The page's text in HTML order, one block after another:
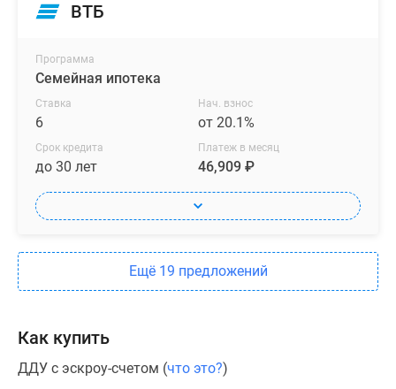
ВТБ
Программа
Семейная ипотека
Ставка
6
Нач. взнос
от 20.1%
Срок кредита
до 30 лет
Платеж в месяц
46,909 ₽
Ещё 19 предложений
Как купить
ДДУ с эскроу-счетом (что это?)